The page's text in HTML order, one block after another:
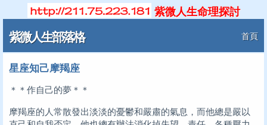
紫微人生命理探討
紫微人生部落格 首頁
星座知己摩羯座
＊＊作自己的夢＊＊
摩羯座的人常散發出淡淡的憂鬱和嚴肅的氣息，而他總是嚴以